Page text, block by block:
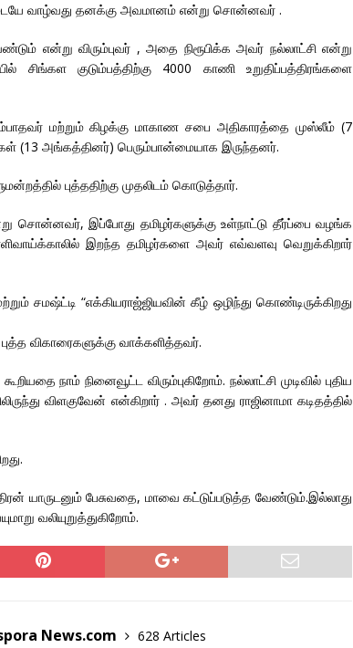
வாழ்வது தனக்கு அவமானம் என்று சொன்னவர் .
என்று விரும்புவர் , அதை நிரூபிக்க அவர் நல்லாட்சி என்று
சிங்கள குடும்பத்திற்கு 4000 காணி உறுதிப்பத்திரங்களை
மற்றும் கிழக்கு மாகாண சபை அதிகாரத்தை முஸ்லீம் (7
(13 அங்கத்தினர்) பெரும்பான்மையாக இருந்தனர்.
புத்ததிற்கு முதலிடம் கொடுத்தார்.
சொன்னவர், இப்போது தமிழர்களுக்கு உள்நாட்டு தீர்ப்பை வழங்க
இறந்த தமிழர்களை அவர் எவ்வளவு வெறுக்கிறார்
சமஷ்ட்டி “எக்கியராஜ்ஜியவின் கீழ் ஒழிந்து கொண்டிருக்கிறது
விகாரைகளுக்கு வாக்களித்தவர்.
நாம் நினைவூட்ட விரும்புகிறோம். நல்லாட்சி முடிவில் புதிய
விளகுவேன் என்கிறார் . அவர் தனது ராஜினாமா கடிதத்தில்
யாருடனும் பேசுவதை, மாவை கட்டுப்படுத்த வேண்டும்.இல்லாது
வலியுறுத்துகிறோம்.
News.com 628 Articles